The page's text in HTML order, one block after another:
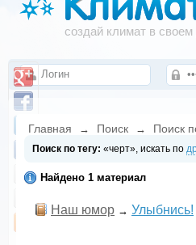
создай климат в
Главная → Поиск → Поиск
Поиск по тегу: «черт», искать по
Найдено 1 материал
Наш юмор → Улыбнись!